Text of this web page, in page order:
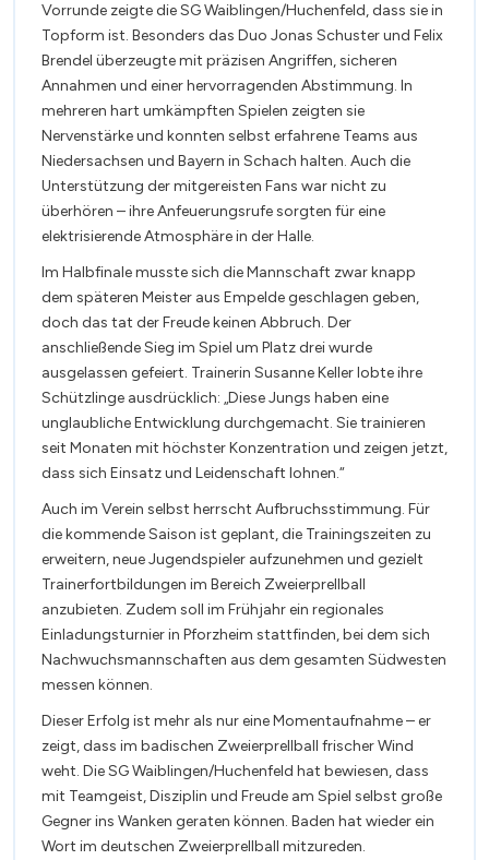
Vorrunde zeigte die SG Waiblingen/Huchenfeld, dass sie in
Topform ist. Besonders das Duo Jonas Schuster und Felix
Brendel überzeugte mit präzisen Angriffen, sicheren
Annahmen und einer hervorragenden Abstimmung. In
mehreren hart umkämpften Spielen zeigten sie
Nervenstärke und konnten selbst erfahrene Teams aus
Niedersachsen und Bayern in Schach halten. Auch die
Unterstützung der mitgereisten Fans war nicht zu
überhören – ihre Anfeuerungsrufe sorgten für eine
elektrisierende Atmosphäre in der Halle.
Im Halbfinale musste sich die Mannschaft zwar knapp
dem späteren Meister aus Empelde geschlagen geben,
doch das tat der Freude keinen Abbruch. Der
anschließende Sieg im Spiel um Platz drei wurde
ausgelassen gefeiert. Trainerin Susanne Keller lobte ihre
Schützlinge ausdrücklich: „Diese Jungs haben eine
unglaubliche Entwicklung durchgemacht. Sie trainieren
seit Monaten mit höchster Konzentration und zeigen jetzt,
dass sich Einsatz und Leidenschaft lohnen.“
Auch im Verein selbst herrscht Aufbruchsstimmung. Für
die kommende Saison ist geplant, die Trainingszeiten zu
erweitern, neue Jugendspieler aufzunehmen und gezielt
Trainerfortbildungen im Bereich Zweierprellball
anzubieten. Zudem soll im Frühjahr ein regionales
Einladungsturnier in Pforzheim stattfinden, bei dem sich
Nachwuchsmannschaften aus dem gesamten Südwesten
messen können.
Dieser Erfolg ist mehr als nur eine Momentaufnahme – er
zeigt, dass im badischen Zweierprellball frischer Wind
weht. Die SG Waiblingen/Huchenfeld hat bewiesen, dass
mit Teamgeist, Disziplin und Freude am Spiel selbst große
Gegner ins Wanken geraten können. Baden hat wieder ein
Wort im deutschen Zweierprellball mitzureden.